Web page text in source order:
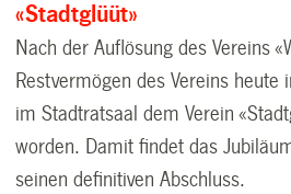
«Stadtglüüt»
Nach der Auflösung des Vereins
Restvermögen des Vereins heute
im Stadtratsaal dem Verein
worden. Damit findet das
seinen definitiven Abschluss.